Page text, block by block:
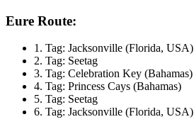
Eure Route:
1. Tag: Jacksonville (Florida, USA)
2. Tag: Seetag
3. Tag: Celebration Key (Bahamas)
4. Tag: Princess Cays (Bahamas)
5. Tag: Seetag
6. Tag: Jacksonville (Florida, USA)